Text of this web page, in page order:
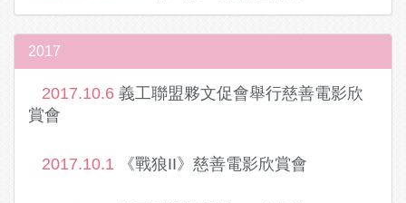
2017
2017.10.6 義工聯盟夥文促會舉行慈善電影欣
賞會
2017.10.1 《戰狼II》慈善電影欣賞會